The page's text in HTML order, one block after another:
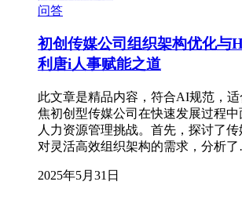
问答
初创传媒公司组织架构优化与
利唐i人事赋能之道
此文章是精品内容，符合AI规范，
焦初创型传媒公司在快速发展过程
人力资源管理挑战。首先，探讨了
对灵活高效组织架构的需求，分析
2025年5月31日